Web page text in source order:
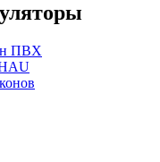
ПВХ